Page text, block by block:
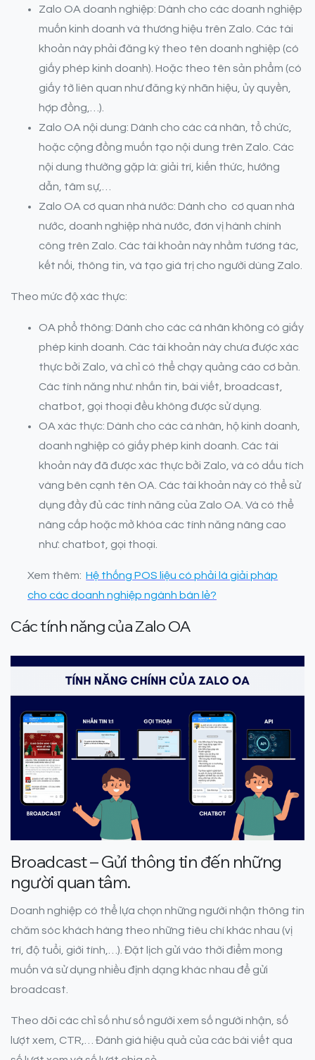
Zalo OA doanh nghiệp: Dành cho các doanh nghiệp
muốn kinh doanh và thương hiệu trên Zalo. Các tài
khoản này phải đăng ký theo tên doanh nghiệp (có
giấy phép kinh doanh). Hoặc theo tên sản phẩm (có
giấy tờ liên quan như đăng ký nhãn hiệu, ủy quyền,
hợp đồng,…).
Zalo OA nội dung: Dành cho các cá nhân, tổ chức,
hoặc cộng đồng muốn tạo nội dung trên Zalo. Các
nội dung thường gặp là: giải trí, kiến thức, hướng
dẫn, tâm sự,…
Zalo OA cơ quan nhà nước: Dành cho cơ quan nhà
nước, doanh nghiệp nhà nước, đơn vị hành chính
công trên Zalo. Các tài khoản này nhằm tương tác,
kết nối, thông tin, và tạo giá trị cho người dùng Zalo.
Theo mức độ xác thực:
OA phổ thông: Dành cho các cá nhân không có giấy
phép kinh doanh. Các tài khoản này chưa được xác
thực bởi Zalo, và chỉ có thể chạy quảng cáo cơ bản.
Các tính năng như: nhắn tin, bài viết, broadcast,
chatbot, gọi thoại đều không được sử dụng.
OA xác thực: Dành cho các cá nhân, hộ kinh doanh,
doanh nghiệp có giấy phép kinh doanh. Các tài
khoản này đã được xác thực bởi Zalo, và có dấu tích
vàng bên cạnh tên OA. Các tài khoản này có thể sử
dụng đầy đủ các tính năng của Zalo OA. Và có thể
nâng cấp hoặc mở khóa các tính năng nâng cao
như: chatbot, gọi thoại.
Xem thêm: Hệ thống POS liệu có phải là giải pháp
cho các doanh nghiệp ngành bán lẻ?
Các tính năng của Zalo OA
Broadcast – Gửi thông tin đến những
người quan tâm.
Doanh nghiệp có thể lựa chọn những người nhận thông tin
chăm sóc khách hàng theo những tiêu chí khác nhau (vị
trí, độ tuổi, giới tính,…). Đặt lịch gửi vào thời điểm mong
muốn và sử dụng nhiều định dạng khác nhau để gửi
broadcast.
Theo dõi các chỉ số như số người xem số người nhận, số
lượt xem, CTR,… Đánh giá hiệu quả của các bài viết qua